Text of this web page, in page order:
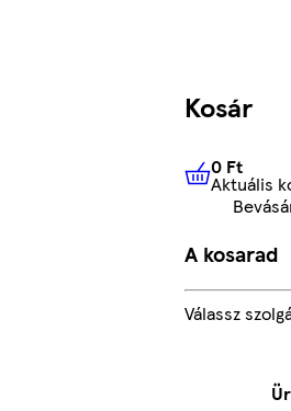
Kosár
0 Ft
0 Ft
Aktuális
A kosarad
Válassz